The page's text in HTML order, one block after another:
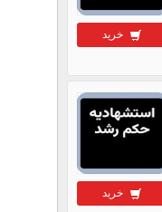
خرید
خرید